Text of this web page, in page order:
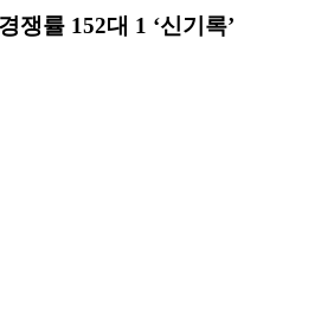
쟁률 152대 1 ‘신기록’